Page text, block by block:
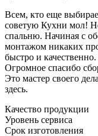
Всем, кто еще
советую Кухни мол!
спальню. Начиная с
монтажом никаких
быстро и
Огромное спасибо
Это мастер своего
здесь.
Качество продукции
Уровень сервиса
Срок изготовления